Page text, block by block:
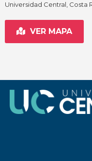
Universidad Central, Costa
VER MAPA